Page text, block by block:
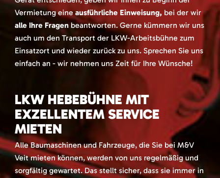
Vermietung eineausführliche Einweisung, bei der wir
alle Ihre Fragen beantworten. Gerne kümmern wir uns
auch um den Transport der LKW-Arbeitsbühne zum
Einsatzort und wieder zurück zu uns. Sprechen Sie uns
einfach an - wir nehmen uns Zeit für Ihre Wünsche!
LKW HEBEBÜHNE MIT
EXZELLENTEM SERVICE
MIETEN
Alle Baumaschinen und Fahrzeuge, die Sie bei M&V
Veit mieten können, werden von uns regelmäßig und
sorgfältig gewartet. Das stellt sicher, dass sie immer in